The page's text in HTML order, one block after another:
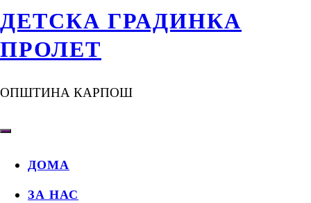
ДЕТСКА ГРАДИНКА
ПРОЛЕТ
ОПШТИНА КАРПОШ
ДОМА
ЗА НАС